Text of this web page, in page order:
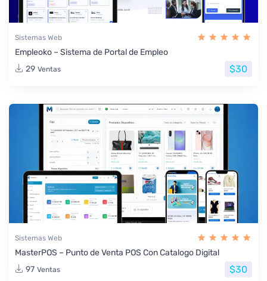
Sistemas Web
Empleoko – Sistema de Portal de Empleo
29 Ventas $30
Sistemas Web
MasterPOS – Punto de Venta POS Con Catalogo Digital
97 Ventas $30